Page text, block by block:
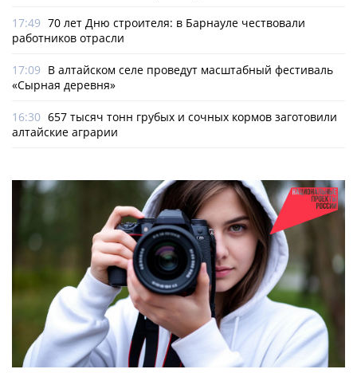
17:49 70 лет Дню строителя: в Барнауле чествовали
работников отрасли
17:09 В алтайском селе проведут масштабный фестиваль
«Сырная деревня»
16:30 657 тысяч тонн грубых и сочных кормов заготовили
алтайские аграрии